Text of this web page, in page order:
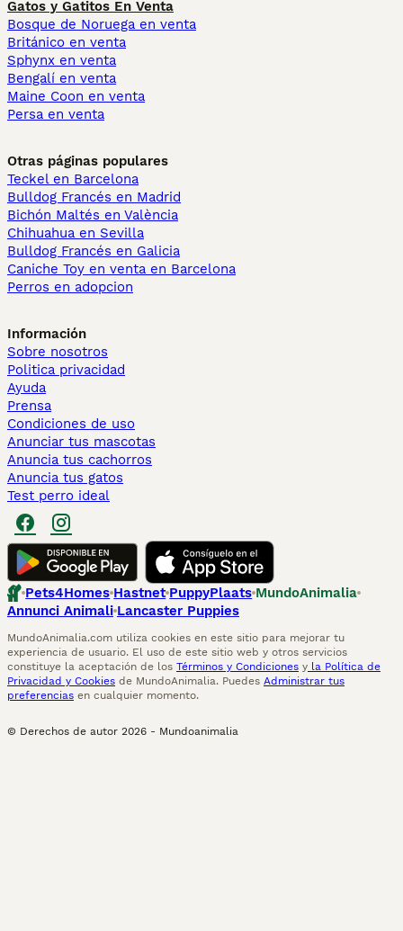
Gatos y Gatitos En Venta
Bosque de Noruega en venta
Británico en venta
Sphynx en venta
Bengalí en venta
Maine Coon en venta
Persa en venta
Otras páginas populares
Teckel en Barcelona
Bulldog Francés en Madrid
Bichón Maltés en València
Chihuahua en Sevilla
Bulldog Francés en Galicia
Caniche Toy en venta en Barcelona
Perros en adopcion
Información
Sobre nosotros
Politica privacidad
Ayuda
Prensa
Condiciones de uso
Anunciar tus mascotas
Anuncia tus cachorros
Anuncia tus gatos
Test perro ideal
Pets4Homes Hastnet PuppyPlaats MundoAnimalia
Annunci Animali Lancaster Puppies
MundoAnimalia.com utiliza cookies en este sitio para mejorar tu
experiencia de usuario. El uso de este sitio web y otros servicios
constituye la aceptación de los Términos y Condiciones y la Política de
Privacidad y Cookies de MundoAnimalia. Puedes Administrar tus
preferencias en cualquier momento.
© Derechos de autor 2026 - Mundoanimalia